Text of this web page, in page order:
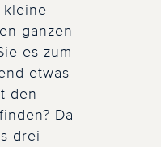
kleine
ganzen
es zum
etwas
den
Da
drei